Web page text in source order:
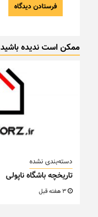
ممکن است ندیده باشید
دسته‌بندی نشده
تاریخچه باشگاه ناپولی